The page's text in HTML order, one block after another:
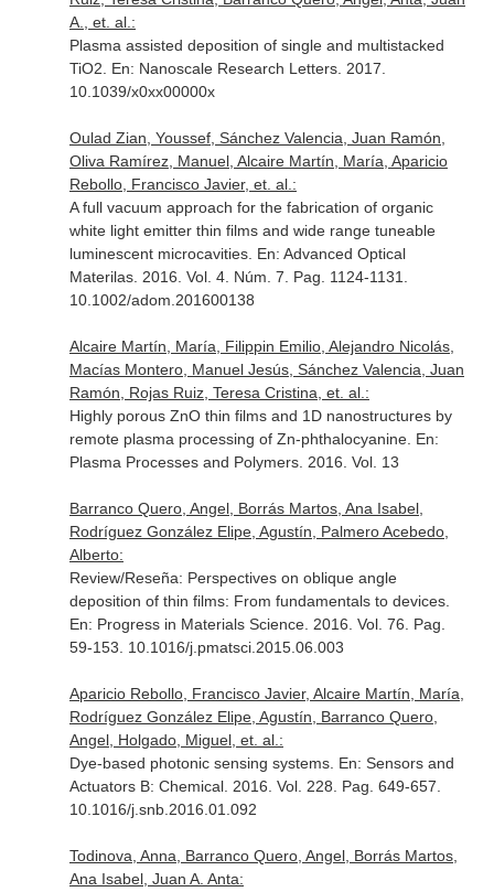
A., et. al.:
Plasma assisted deposition of single and multistacked
TiO2. En: Nanoscale Research Letters. 2017.
10.1039/x0xx00000x
Oulad Zian, Youssef, Sánchez Valencia, Juan Ramón,
Oliva Ramírez, Manuel, Alcaire Martín, María, Aparicio
Rebollo, Francisco Javier, et. al.:
A full vacuum approach for the fabrication of organic
white light emitter thin films and wide range tuneable
luminescent microcavities. En: Advanced Optical
Materilas. 2016. Vol. 4. Núm. 7. Pag. 1124-1131.
10.1002/adom.201600138
Alcaire Martín, María, Filippin Emilio, Alejandro Nicolás,
Macías Montero, Manuel Jesús, Sánchez Valencia, Juan
Ramón, Rojas Ruiz, Teresa Cristina, et. al.:
Highly porous ZnO thin films and 1D nanostructures by
remote plasma processing of Zn-phthalocyanine. En:
Plasma Processes and Polymers. 2016. Vol. 13
Barranco Quero, Angel, Borrás Martos, Ana Isabel,
Rodríguez González Elipe, Agustín, Palmero Acebedo,
Alberto:
Review/Reseña: Perspectives on oblique angle
deposition of thin films: From fundamentals to devices.
En: Progress in Materials Science. 2016. Vol. 76. Pag.
59-153. 10.1016/j.pmatsci.2015.06.003
Aparicio Rebollo, Francisco Javier, Alcaire Martín, María,
Rodríguez González Elipe, Agustín, Barranco Quero,
Angel, Holgado, Miguel, et. al.:
Dye-based photonic sensing systems. En: Sensors and
Actuators B: Chemical. 2016. Vol. 228. Pag. 649-657.
10.1016/j.snb.2016.01.092
Todinova, Anna, Barranco Quero, Angel, Borrás Martos,
Ana Isabel, Juan A. Anta: